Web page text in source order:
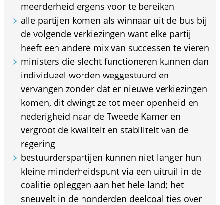
meerderheid ergens voor te bereiken
alle partijen komen als winnaar uit de bus bij
de volgende verkiezingen want elke partij
heeft een andere mix van successen te vieren
ministers die slecht functioneren kunnen dan
individueel worden weggestuurd en
vervangen zonder dat er nieuwe verkiezingen
komen, dit dwingt ze tot meer openheid en
nederigheid naar de Tweede Kamer en
vergroot de kwaliteit en stabiliteit van de
regering
bestuurderspartijen kunnen niet langer hun
kleine minderheidspunt via een uitruil in de
coalitie opleggen aan het hele land; het
sneuvelt in de honderden deelcoalities over